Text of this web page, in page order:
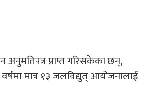
प्राप्त गरिसकेका छन्,
मात्र १३ जलविद्युत् आयोजनालाई